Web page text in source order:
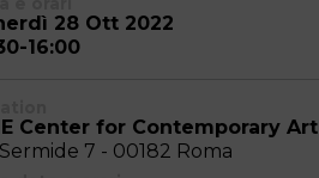
28 Ott 2022
16:00
Center for Contemporary Art
7 - 00182 Roma